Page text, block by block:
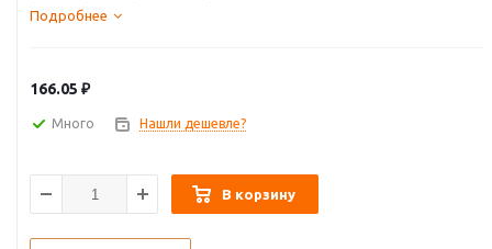
одно-, двух-,трех- и четырехфазную нагрузку. Шины
Подробнее
166.05 ₽
Много Нашли дешевле?
В корзину